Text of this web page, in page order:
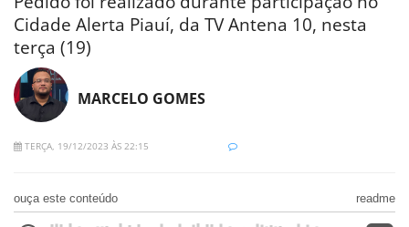
Cidade Alerta Piauí, da TV Antena 10, nesta
terça (19)
MARCELO GOMES
TERÇA, 19/12/2023 ÀS 22:15
ouça este conteúdo readme